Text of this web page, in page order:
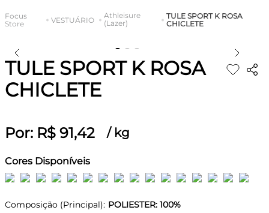
VESTUÁRIO
Athleisure
(Lazer)
TULE SPORT K ROSA
CHICLETE
TULE SPORT K ROSA
CHICLETE
Por: R$ 91,42 / kg
Cores Disponíveis
Composição (Principal): POLIESTER: 100%